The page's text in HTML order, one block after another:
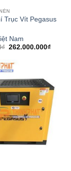
Trục Vít Pegasus
Nam
₫ Giá
320.000.000₫.
262.000.000₫Giá